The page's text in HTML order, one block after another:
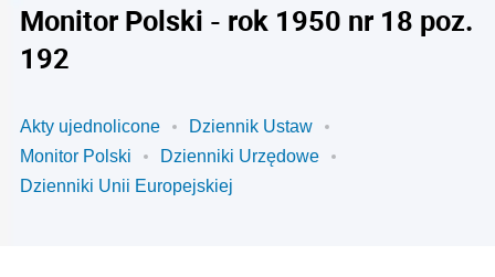
Monitor Polski - rok 1950 nr 18 poz.
192
Akty ujednolicone
Dziennik Ustaw
Monitor Polski
Dzienniki Urzędowe
Dzienniki Unii Europejskiej